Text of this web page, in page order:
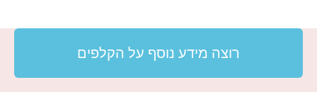
רוצה מידע נוסף על הקלפים